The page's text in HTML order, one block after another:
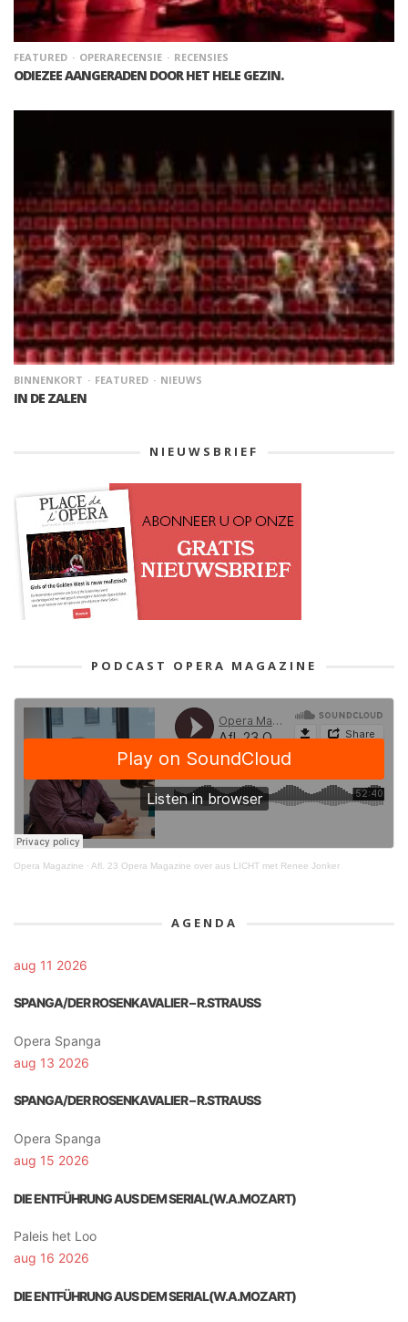
FEATURED OPERARECENSIE RECENSIES
ODIEZEE AANGERADEN DOOR HET HELE GEZIN.
BINNENKORT FEATURED NIEUWS
IN DE ZALEN
NIEUWSBRIEF
PODCAST OPERA MAGAZINE
Opera Magazine · Afl. 23 Opera Magazine over aus LICHT met Renee Jonker
AGENDA
aug 11 2026
SPANGA/DER ROSENKAVALIER – R.STRAUSS
Opera Spanga
aug 13 2026
SPANGA/DER ROSENKAVALIER – R.STRAUSS
Opera Spanga
aug 15 2026
DIE ENTFÜHRUNG AUS DEM SERIAL(W.A.MOZART)
Paleis het Loo
aug 16 2026
DIE ENTFÜHRUNG AUS DEM SERIAL(W.A.MOZART)